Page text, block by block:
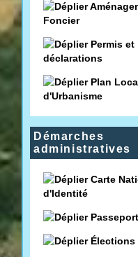
Foncier
Permis et
déclarations
Plan
d'Urbanisme
Démarches
administratives
Carte
d'Identité
Passeport
Élections